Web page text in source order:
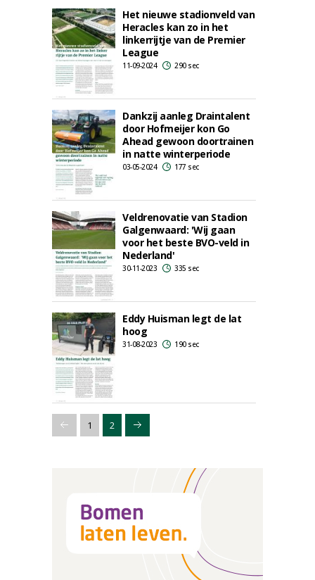
Het nieuwe stadionveld van
Heracles kan zo in het
linkerrijtje van de Premier
League
11-09-2024 290 sec
Dankzij aanleg Draintalent
door Hofmeijer kon Go
Ahead gewoon doortrainen
in natte winterperiode
03-05-2024 177 sec
Veldrenovatie van Stadion
Galgenwaard: 'Wij gaan
voor het beste BVO-veld in
Nederland'
30-11-2023 335 sec
Eddy Huisman legt de lat
hoog
31-08-2023 190 sec
1 2